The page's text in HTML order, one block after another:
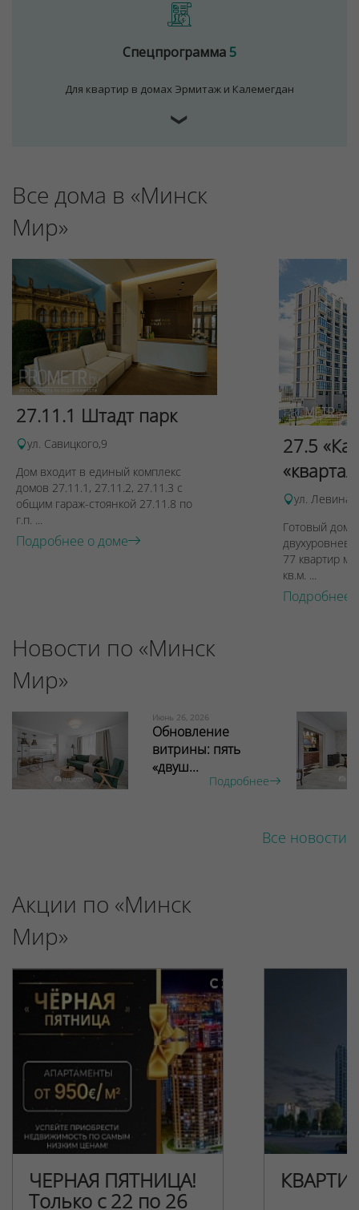
Спецпрограмма5
Для квартир в домах Эрмитаж и Калемегдан
❯
Все дома в «Минск
Мир»
27.11.1 Штадт парк
ул. Савицкого,9
Дом входит в единый комплекс
домов 27.11.1, 27.11.2, 27.11.3 с
общим гараж-стоянкой 27.11.8 по
г.п. ...
Подробнее о доме
27.5
ул. Левина,
Готовый дом
77 квартир
кв.м. ...
Подробнее
Новости по «Минск
Мир»
Июнь 26, 2026
Обновление
витрины: пять
«двуш...
Подробнее
Все новости
Акции по «Минск
Мир»
ЧЕРНАЯ ПЯТНИЦА!
Только с 22 по 26